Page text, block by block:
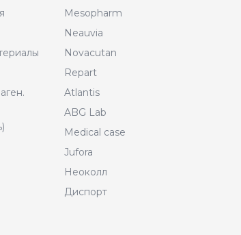
Mesopharm
Neauvia
Novacutan
Repart
Atlantis
ABG Lab
Medical case
Jufora
Неоколл
Диспорт